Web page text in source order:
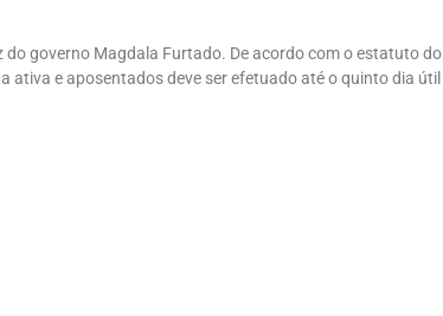
governo Magdala Furtado. De acordo com o estatuto do
ativa e aposentados deve ser efetuado até o quinto dia útil